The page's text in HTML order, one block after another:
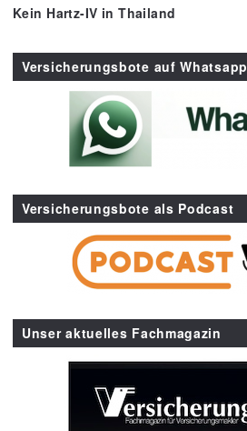
Kein Hartz-IV in Thailand
Versicherungsbote auf Whatsapp
Versicherungsbote als Podcast
Unser aktuelles Fachmagazin